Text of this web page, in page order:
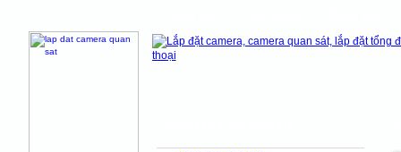
shops faq products